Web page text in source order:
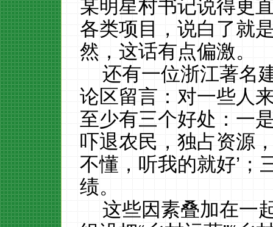
某明星村书记说得更
各类项目，说白了就
然，这话有点偏激。
还有一位浙江著名
论区留言：对一些人
至少有三个好处：一
吓退农民，独占资源
不懂，听我的就好’；
绩。
这些因素叠加在一